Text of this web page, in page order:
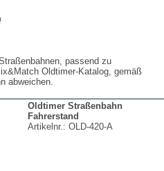
passend zu
Oldtimer-Katalog, gemäß
abweichen.
Oldtimer Straßenbahn
Fahrerstand
Artikelnr.: OLD-420-A